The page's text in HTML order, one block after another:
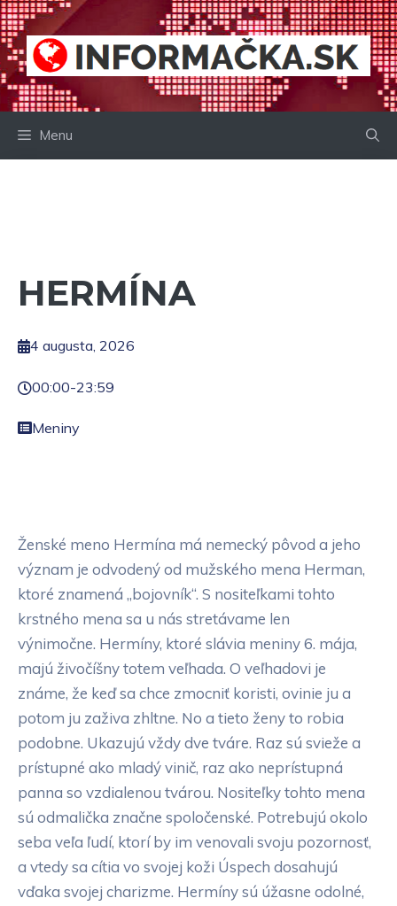
Preskočiť
na
obsah
Menu
HERMÍNA
4 augusta, 2026
00:00-23:59
Meniny
Ženské meno Hermína má nemecký pôvod a jeho
význam je odvodený od mužského mena Herman,
ktoré znamená „bojovník“. S nositeľkami tohto
krstného mena sa u nás stretávame len
výnimočne. Hermíny, ktoré slávia meniny 6. mája,
majú živočíšny totem veľhada. O veľhadovi je
známe, že keď sa chce zmocniť koristi, ovinie ju a
potom ju zaživa zhltne. No a tieto ženy to robia
podobne. Ukazujú vždy dve tváre. Raz sú svieže a
prístupné ako mladý vinič, raz ako neprístupná
panna so vzdialenou tvárou. Nositeľky tohto mena
sú odmalička značne spoločenské. Potrebujú okolo
seba veľa ľudí, ktorí by im venovali svoju pozornosť,
a vtedy sa cítia vo svojej koži Úspech dosahujú
vďaka svojej charizme. Hermíny sú úžasne odolné,